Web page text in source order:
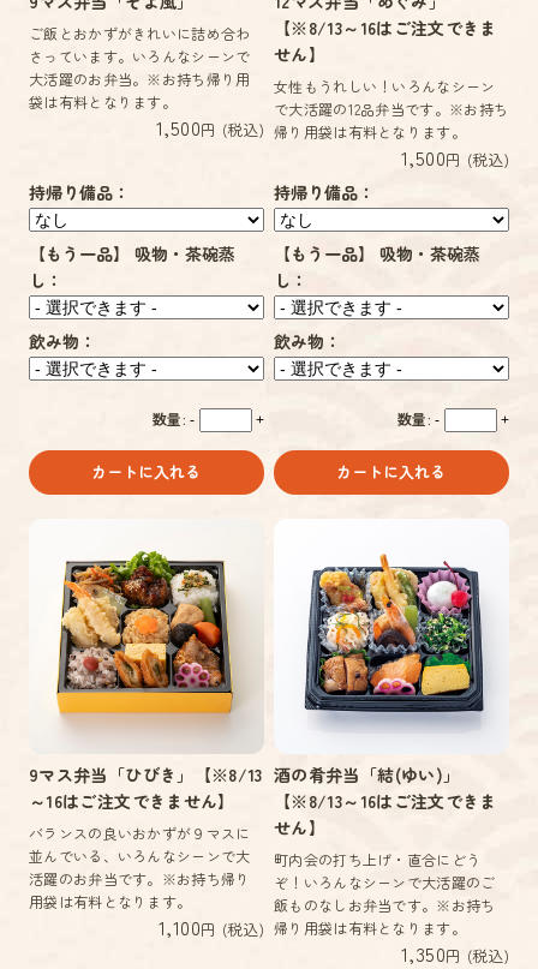
ご飯とおかずがきれいに詰め合わ
さっています。いろんなシーンで
大活躍のお弁当。※お持ち帰り用
袋は有料となります。
1,500円 (税込)
持帰り備品：
【もう一品】 吸物・茶碗蒸
し：
飲み物：
数量: - +
カートに入れる
【※8/13～16はご注文できま
せん】
女性もうれしい！いろんなシーン
で大活躍の12品弁当です。※お持ち
帰り用袋は有料となります。
1,500円 (税込)
持帰り備品：
【もう一品】 吸物・茶碗蒸
し：
飲み物：
数量: - +
カートに入れる
9マス弁当「ひびき」【※8/13
～16はご注文できません】
バランスの良いおかずが９マスに
並んでいる、いろんなシーンで大
活躍のお弁当です。※お持ち帰り
用袋は有料となります。
1,100円 (税込)
酒の肴弁当「結(ゆい)」
【※8/13～16はご注文できま
せん】
町内会の打ち上げ・直合にどう
ぞ！いろんなシーンで大活躍のご
飯ものなしお弁当です。※お持ち
帰り用袋は有料となります。
1,350円 (税込)